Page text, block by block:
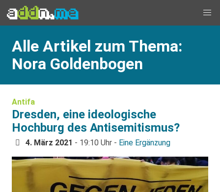
Alle Artikel zum Thema:
Nora Goldenbogen
Antifa
Dresden, eine ideologische
Hochburg des Antisemitismus?
4. März 2021 - 19:10 Uhr - Eine Ergänzung